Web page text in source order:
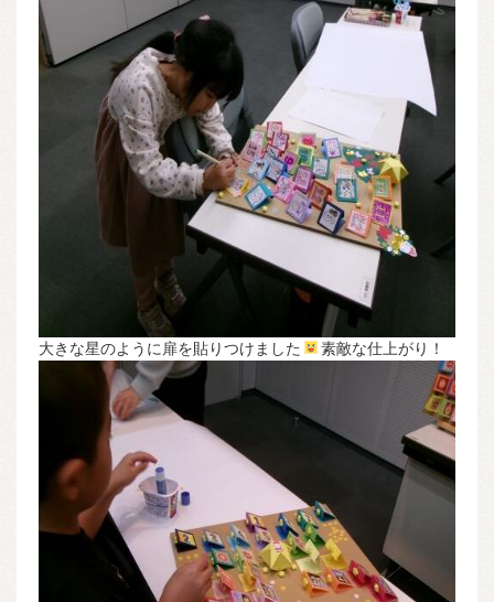
大きな星のように扉を貼りつけました 素敵な仕上がり！